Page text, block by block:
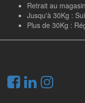
Retrait au magasin
Jusqu'à 30Kg :
Plus de 30Kg :